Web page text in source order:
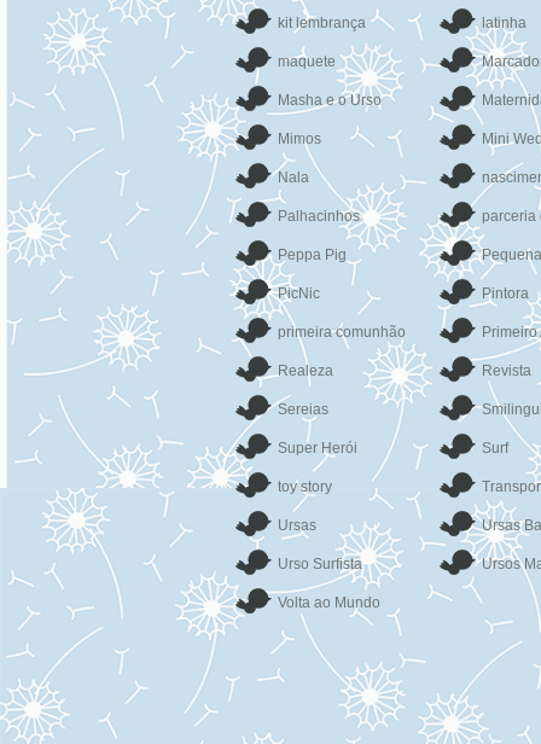
kit lembrança latinha
maquete
Masha e o Urso
Mimos Mini
Nala
Palhacinhos parceria
Peppa Pig
PicNic Pintora
primeira comunhão Primeiro
Realeza Revista
Sereias
Super Herói Surf
toy story
Ursas Ursas
Urso Surfista Ursos
Volta ao Mundo